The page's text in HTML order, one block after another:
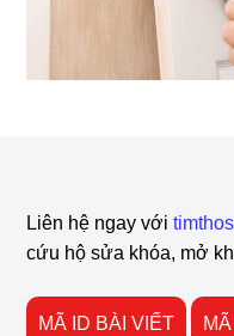
Liên hệ ngay với
cứu hộ sửa khóa, mở
MÃ ID BÀI VIẾT